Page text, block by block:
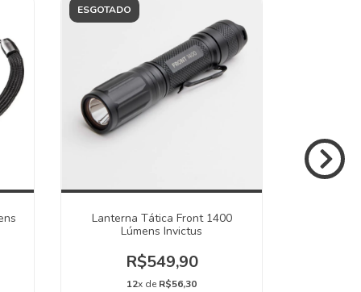
ESGOTADO
Lanterna Tática Front 1400
Lúmens Invictus
R$549,90
12x de R$56,30